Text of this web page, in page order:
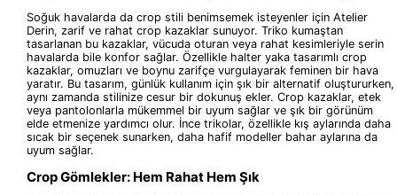
Soğuk havalarda da crop stili benimsemek isteyenler için Atelier
Derin, zarif ve rahat crop kazaklar sunuyor. Triko kumaştan
tasarlanan bu kazaklar, vücuda oturan veya rahat kesimleriyle serin
havalarda bile konfor sağlar. Özellikle halter yaka tasarımlı crop
kazaklar, omuzları ve boynu zarifçe vurgulayarak feminen bir hava
yaratır. Bu tasarım, günlük kullanım için şık bir alternatif oluştururken,
aynı zamanda stilinize cesur bir dokunuş ekler. Crop kazaklar, etek
veya pantolonlarla mükemmel bir uyum sağlar ve şık bir görünüm
elde etmenize yardımcı olur. İnce trikolar, özellikle kış aylarında daha
sıcak bir seçenek sunarken, daha hafif modeller bahar aylarına da
uyum sağlar.
Crop Gömlekler: Hem Rahat Hem Şık